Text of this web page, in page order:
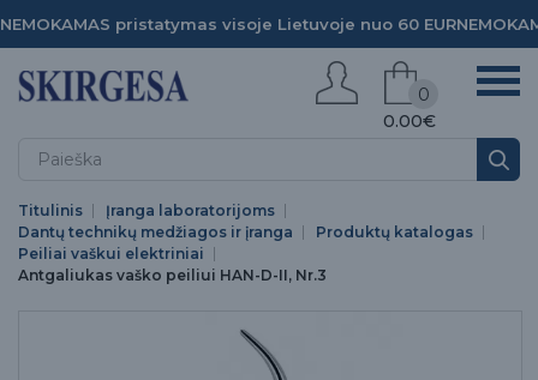
NEMOKAMAS pristatymas visoje Lietuvoje nuo 60 EUR
0.00€
0
Titulinis
Įranga laboratorijoms
Dantų technikų medžiagos ir įranga
Produktų katalogas
Peiliai vaškui elektriniai
Antgaliukas vaško peiliui HAN-D-II, Nr.3